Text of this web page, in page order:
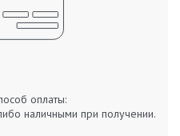
оплаты:
наличными при получении.